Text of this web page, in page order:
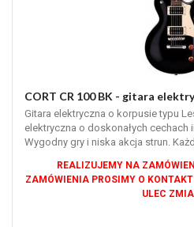
CORT CR 100 BK - gitara
Gitara elektryczna o korpusie typu
elektryczna o doskonałych cechach
Wygodny gry i niska akcja strun.
REALIZUJEMY NA
ZAMÓWIENIA PROSIMY O
ULEC